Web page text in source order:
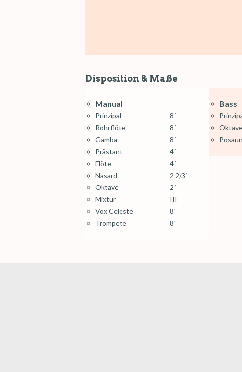
Disposition & Maße
Manual
Prinzipal
8´
Rohrflöte
8´
Gamba
8´
Prästant
4´
Flöte
4´
Nasard
2 2/3´
Oktave
2´
Mixtur
III
Vox Celeste
8´
Trompete
8´
Bass
Oktave